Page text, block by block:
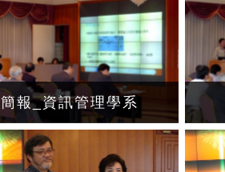
簡報_資訊管理學系